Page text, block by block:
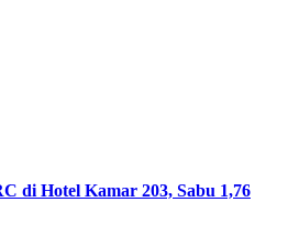
di Hotel Kamar 203, Sabu 1,76